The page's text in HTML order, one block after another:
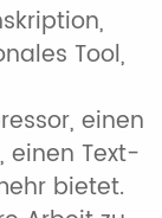
Tool,
einen
einen Text-
bietet.